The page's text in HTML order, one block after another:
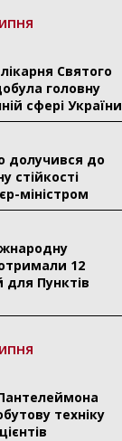
Святого
головну
сфері України
долучився до
стійкості
міністром
12
для Пунктів
техніку